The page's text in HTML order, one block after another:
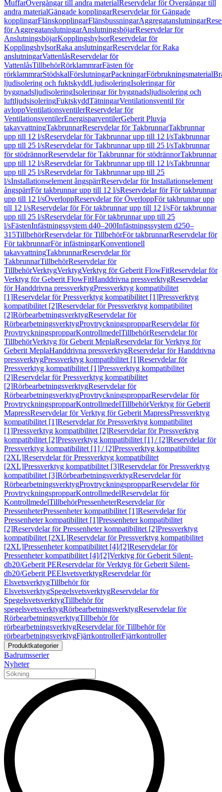
MuffarÖvergångar till andra materialReservdelar för Övergångar till
andra materialGängade kopplingarReservdelar för Gängade
kopplingarFlänskopplingarFlänsbussningarAggregatanslutningar
för AggregatanslutningarAnslutningsböjarReservdelar för
AnslutningsböjarKopplingshylsorReservdelar för
KopplingshylsorRaka anslutningarReservdelar för Raka
anslutningarVattenlåsReservdelar för
VattenlåsTillbehörRörklammrarFästen för
rörklammrarStödskalFörslutningarPackningarFörbrukningsmaterial
ljudisolering och fuktskyddLjudisoleringIsoleringar för
byggnadsljudisoleringIsoleringar för byggnadsljudisolering och
luftljudsisoleringFuktskyddTätningarVentilationsventil för
avloppVentilationsventilerReservdelar för
VentilationsventilerEnergisparventilerGeberit Pluvia
takavvattningTakbrunnarReservdelar för TakbrunnarTakbrunnar
upp till 12 l/sReservdelar för Takbrunnar upp till 12 l/sTakbrunnar
upp till 25 l/sReservdelar för Takbrunnar upp till 25 l/sTakbrunnar
för stödrännorReservdelar för Takbrunnar för stödrännorTakbrunnar
upp till 12 l/sReservdelar för Takbrunnar upp till 12 l/sTakbrunnar
upp till 25 l/sReservdelar för Takbrunnar upp till 25
l/sInstallationselement ångspärrReservdelar för Installationselement
ångspärrFör takbrunnar upp till 12 l/sReservdelar för För takbrunnar
upp till 12 l/sÖverloppReservdelar för ÖverloppFör takbrunnar upp
till 12 l/sReservdelar för För takbrunnar upp till 12 l/sFör takbrunnar
upp till 25 l/sReservdelar för För takbrunnar upp till 25
l/sFästenInfästningssystem d40–200Infästningssystem d250–
315TillbehörReservdelar för TillbehörFör takbrunnarReservdelar för
För takbrunnarFör infästningarKonventionell
takavvattningTakbrunnarReservdelar för
TakbrunnarTillbehörReservdelar för
TillbehörVerktygVerktygVerktyg för Geberit FlowFitReservdelar för
Verktyg för Geberit FlowFitHanddrivna pressverktygReservdelar
för Handdrivna pressverktygPressverktyg kompatibilitet
[1]Reservdelar för Pressverktyg kompatibilitet [1]Pressverktyg
kompatibilitet [2]Reservdelar för Pressverktyg kompatibilitet
[2]RörbearbetningsverktygReservdelar för
RörbearbetningsverktygProvtryckningspropparReservdelar för
ProvtryckningspropparKontrollmedelTillbehörReservdelar för
TillbehörVerktyg för Geberit MeplaReservdelar för Verktyg för
Geberit MeplaHanddrivna pressverktygReservdelar för Handdrivna
pressverktygPressverktyg kompatibilitet [1]Reservdelar för
Pressverktyg kompatibilitet [1]Pressverktyg kompatibilitet
[2]Reservdelar för Pressverktyg kompatibilitet
[2]RörbearbetningsverktygReservdelar för
RörbearbetningsverktygProvtryckningspropparReservdelar för
ProvtryckningspropparKontrollmedelTillbehörVerktyg för Geberit
MapressReservdelar för Verktyg för Geberit MapressPressverktyg
kompatibilitet [1]Reservdelar för Pressverktyg kompatibilitet
[1]Pressverktyg kompatibilitet [2]Reservdelar för Pressverktyg
kompatibilitet [2]Pressverktyg kompatibilitet [1] / [2]Reservdelar för
Pressverktyg kompatibilitet [1] / [2]Pressverktyg kompatibilitet
[2XL]Reservdelar för Pressverktyg kompatibilitet
[2XL]Pressverktyg kompatibilitet [3]Reservdelar för Pressverktyg
kompatibilitet [3]RörbearbetningsverktygReservdelar för
RörbearbetningsverktygProvtryckningspropparReservdelar för
ProvtryckningspropparKontrollmedelReservdelar för
KontrollmedelTillbehörPressenheterReservdelar för
PressenheterPressenheter kompatibilitet [1]Reservdelar för
Pressenheter kompatibilitet [1]Pressenheter kompatibilitet
[2]Reservdelar för Pressenheter kompatibilitet [2]Pressverktyg
kompatibilitet [2XL]Reservdelar för Pressverktyg kompatibilitet
[2XL]Pressenheter kompatibilitet [4]/[2]Reservdelar för
Pressenheter kompatibilitet [4]/[2]Verktyg för Geberit Silent-
db20/Geberit PEReservdelar för Verktyg för Geberit Silent-
db20/Geberit PEElsvetsverktygReservdelar för
ElsvetsverktygTillbehör för
ElsvetsverktygSpegelsvetsverktygReservdelar för
SpegelsvetsverktygTillbehör för
spegelsvetsverktygRörbearbetningsverktygReservdelar för
RörbearbetningsverktygTillbehör för
rörbearbetningsverktygReservdelar för Tillbehör för
rörbearbetningsverktygFjärrkontrollerFjärrkontroller
Produktkategorier
Badrumsserier
Nyheter